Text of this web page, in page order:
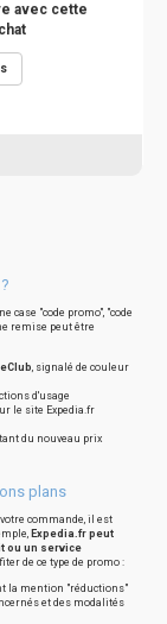
avec cette
case "code promo", "code
remise peut être
, signalé de couleur
d'usage
le site Expedia.fr
du nouveau prix
plans
commande, il est
Expedia.fr peut
ou un service
de ce type de promo :
la mention "réductions"
et des modalités